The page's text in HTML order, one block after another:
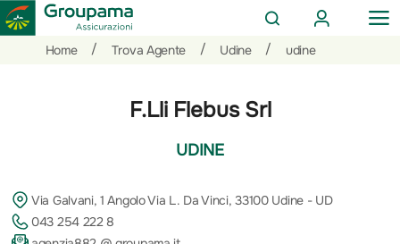
CERCA
AREA
CLIENTI
Home
/ Trova Agente / Udine / udine
F.Lli Flebus Srl
UDINE
Via Galvani, 1 Angolo Via L. Da Vinci, 33100 Udine - UD
043 254 222 8